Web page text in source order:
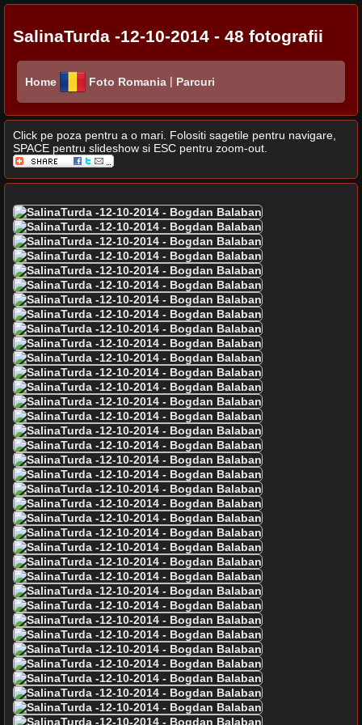
SalinaTurda -12-10-2014 - 48 fotografii
Home Foto Romania | Parcuri
Click pe poza pentru a o mari. Folositi sagetile pentru navigare,
SPACE pentru slideshow si ESC pentru zoom-out.